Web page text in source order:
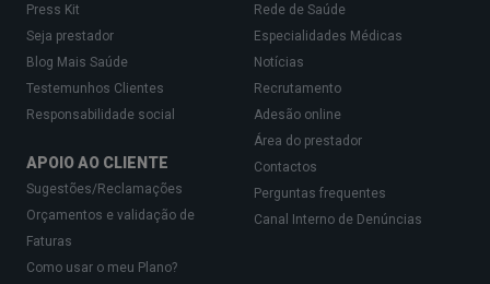
Press Kit
Seja prestador
Blog Mais Saúde
Testemunhos Clientes
Responsabilidade social
APOIO AO CLIENTE
Sugestões/Reclamações
Orçamentos e validação de
Faturas
Como usar o meu Plano?
Rede de Saúde
Especialidades Médicas
Notícias
Recrutamento
Adesão online
Área do prestador
Contactos
Perguntas frequentes
Canal Interno de Denúncias